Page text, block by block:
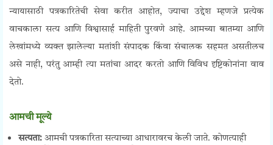
न्यायासाठी पत्रकारितेची सेवा करीत आहोत, ज्याचा उद्देश म्हणजे प्रत्येक
वाचकाला सत्य आणि विश्वासार्ह माहिती पुरवणे आहे. आमच्या बातम्या आणि
लेखांमध्ये व्यक्त झालेल्या मतांशी संपादक किंवा संचालक सहमत असतीलच
असे नाही, परंतु आम्ही त्या मतांचा आदर करतो आणि विविध दृष्टिकोनांना वाव
देतो.
आमची मूल्ये
सत्यता: आमची पत्रकारिता सत्याच्या आधारावरच केली जाते. कोणत्याही